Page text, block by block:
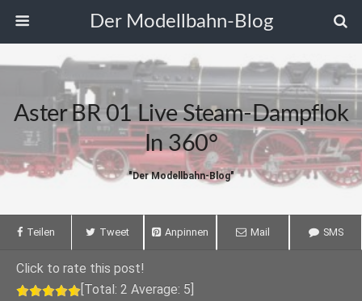
Der Modellbahn-Blog
Aster BR 01 Live Steam-Dampflok
In 360°
"Der Modellbahn-Blog"
Teilen Tweet Anpinnen Mail SMS
Click to rate this post!
[Total: 2 Average: 5